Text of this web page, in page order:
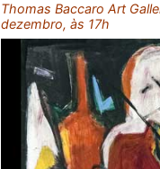
Thomas Baccaro Art
dezembro, às 17h